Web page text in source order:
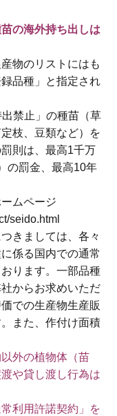
の海外持ち出しは
物のリストにはも
品種」と指定され
出禁止」の種苗（草
枝、豆類など）を
則は、最高1千万
の罰金、最高10年
ムページ
seido.html
きましては、各々
係る国内での通常
ります。一部品種
からお求めいただ
での生産物生産販
また、作付け面積
外の植物体（苗
や貸し渡し行為は
利用許諾契約」を